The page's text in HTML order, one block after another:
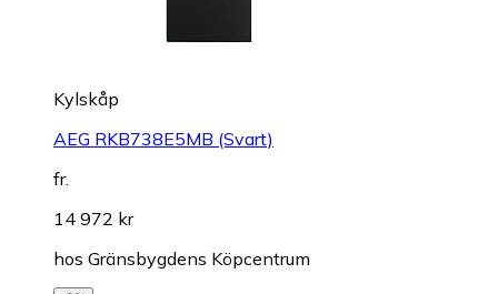
Kylskåp
AEG RKB738E5MB (Svart)
fr.
14 972 kr
hos Gränsbygdens Köpcentrum